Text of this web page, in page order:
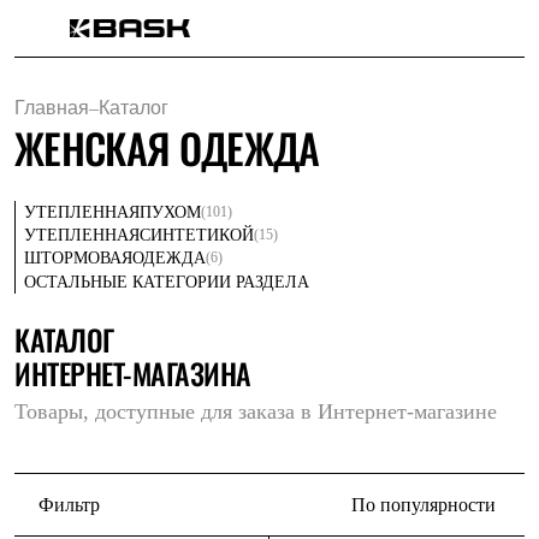
Мужская одежда
Утепленная пухом
Куртки
Жилеты
Комбинезоны
Утепленная синтетикой
Куртки
Брюки
Куртки
Брюки
Софтшелл одежда
Куртки
Куртки
Брюки
Главная–Каталог
ЖЕНСКАЯ ОДЕЖДА
УТЕПЛЕННАЯПУХОМ(101)
УТЕПЛЕННАЯСИНТЕТИКОЙ(15)
ШТОРМОВАЯОДЕЖДА(6)
ОСТАЛЬНЫЕ КАТЕГОРИИ РАЗДЕЛА
КАТАЛОГ
ИНТЕРНЕТ-МАГАЗИНА
Товары, доступные для заказа в Интернет-магазине
Фильтр По популярности